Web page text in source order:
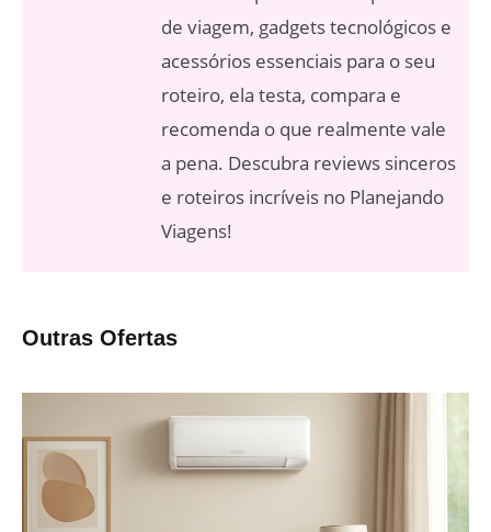
de viagem, gadgets tecnológicos e
acessórios essenciais para o seu
roteiro, ela testa, compara e
recomenda o que realmente vale
a pena. Descubra reviews sinceros
e roteiros incríveis no Planejando
Viagens!
Outras Ofertas